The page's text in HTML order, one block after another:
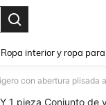
Ropa interior y ropa
con abertura plisada
1 pieza Conjunto de